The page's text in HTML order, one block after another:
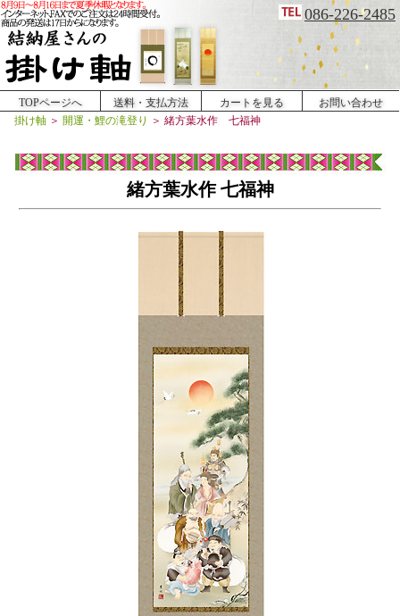
086-226-2485
TOPページへ 送料・支払方法 カートを見る
お問い合わせ
掛け軸 ＞ 開運・鯉の滝登り ＞ 緒方葉水作 七福神
緒方葉水作 七福神